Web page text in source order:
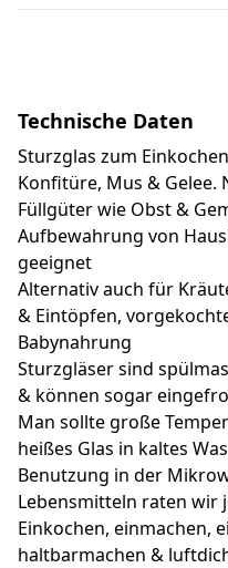
Technische Daten
Sturzglas zum
Konfitüre, Mus &
Füllgüter wie Obst &
Aufbewahrung von
geeignet
Alternativ auch für
& Eintöpfen,
Babynahrung
Sturzgläser sind
& können sogar
Man sollte große
heißes Glas in kaltes
Benutzung in der
Lebensmitteln raten wir
Einkochen, einmachen,
haltbarmachen &